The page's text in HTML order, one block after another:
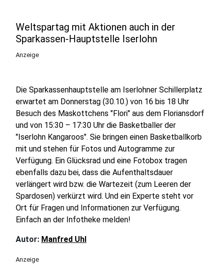
Weltspartag mit Aktionen auch in der
Sparkassen-Hauptstelle Iserlohn
Anzeige
Die Sparkassenhauptstelle am Iserlohner Schillerplatz
erwartet am Donnerstag (30.10.) von 16 bis 18 Uhr
Besuch des Maskottchens "Flori" aus dem Floriansdorf
und von 15:30 – 17:30 Uhr die Basketballer der
"Iserlohn Kangaroos". Sie bringen einen Basketballkorb
mit und stehen für Fotos und Autogramme zur
Verfügung. Ein Glücksrad und eine Fotobox tragen
ebenfalls dazu bei, dass die Aufenthaltsdauer
verlängert wird bzw. die Wartezeit (zum Leeren der
Spardosen) verkürzt wird. Und ein Experte steht vor
Ort für Fragen und Informationen zur Verfügung.
Einfach an der Infotheke melden!
Autor: Manfred Uhl
Anzeige